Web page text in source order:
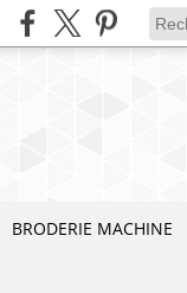
BRODERIE MACHINE